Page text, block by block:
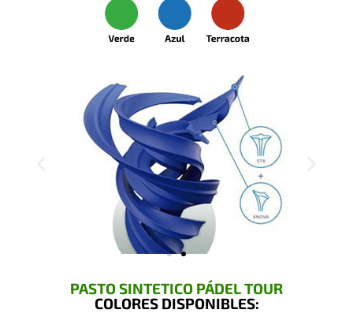
PASTO SINTETICO PÁDEL TOUR
COLORES DISPONIBLES: